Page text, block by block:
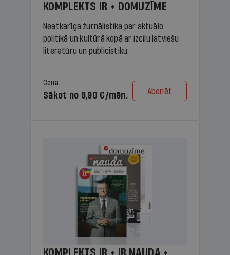
KOMPLEKTS IR + DOMUZĪME
Neatkarīga žurnālistika par aktuālo
politikā un kultūrā kopā ar izcilu latviešu
literatūru un publicistiku.
Cena
Sākot no 8,90 €/mēn. Abonēt